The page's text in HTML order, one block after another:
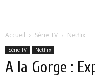
Accueil Série TV Netflix
Série TV Netflix
A la Gorge :